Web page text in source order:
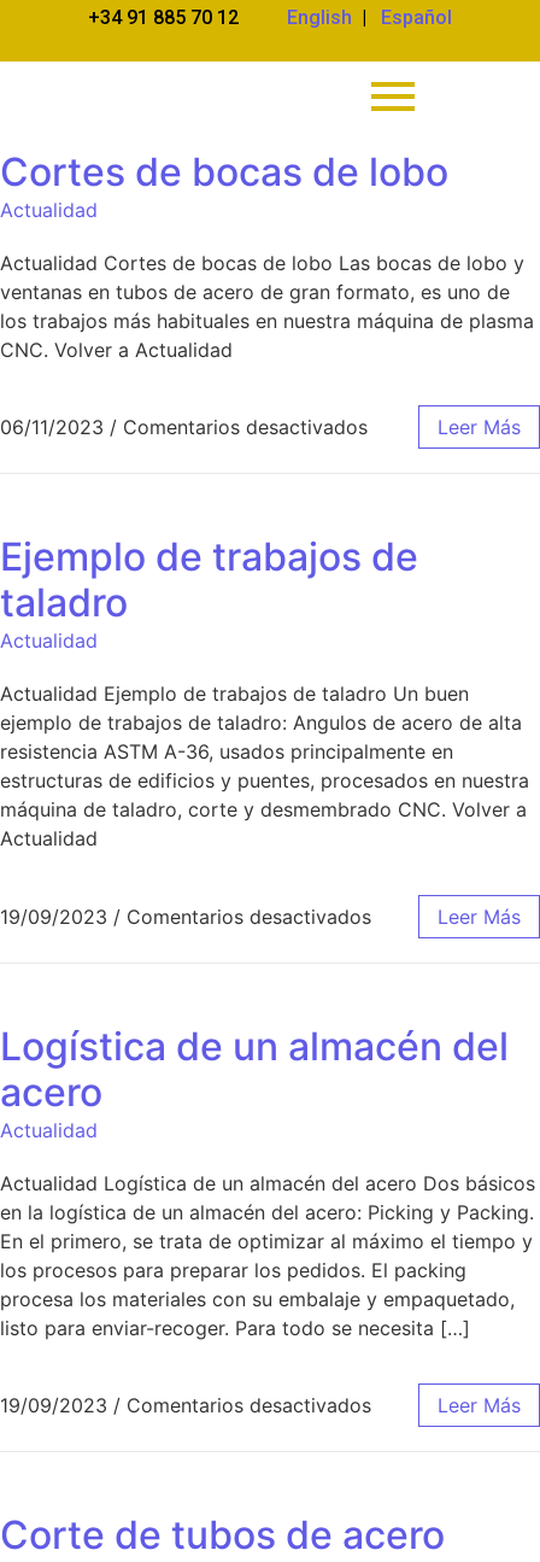
+34 91 885 70 12 English | Español
Cortes de bocas de lobo
Actualidad
Actualidad Cortes de bocas de lobo Las bocas de lobo y
ventanas en tubos de acero de gran formato, es uno de
los trabajos más habituales en nuestra máquina de plasma
CNC. Volver a Actualidad
06/11/2023 / Comentarios desactivados Leer Más
Ejemplo de trabajos de
taladro
Actualidad
Actualidad Ejemplo de trabajos de taladro Un buen
ejemplo de trabajos de taladro: Angulos de acero de alta
resistencia ASTM A-36, usados principalmente en
estructuras de edificios y puentes, procesados en nuestra
máquina de taladro, corte y desmembrado CNC. Volver a
Actualidad
19/09/2023 / Comentarios desactivados Leer Más
Logística de un almacén del
acero
Actualidad
Actualidad Logística de un almacén del acero Dos básicos
en la logística de un almacén del acero: Picking y Packing.
En el primero, se trata de optimizar al máximo el tiempo y
los procesos para preparar los pedidos. El packing
procesa los materiales con su embalaje y empaquetado,
listo para enviar-recoger. Para todo se necesita […]
19/09/2023 / Comentarios desactivados Leer Más
Corte de tubos de acero